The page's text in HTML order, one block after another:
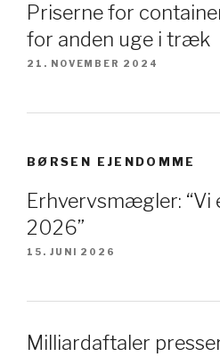
Priserne for
for anden uge i træk
21. NOVEMBER 2024
BØRSEN EJENDOMME
Erhvervsmægler: “Vi
2026”
15. JUNI 2026
Milliardaftaler